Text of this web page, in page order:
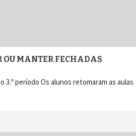
OU MANTER FECHADAS
3.º período Os alunos retomaram as aulas